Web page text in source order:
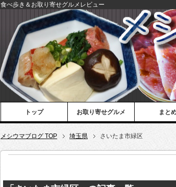
食べ歩き＆お取り寄せグルメレビュー
トップ お取り寄せグルメ まと
メシウマブログ TOP 埼玉県 さいたま市緑区